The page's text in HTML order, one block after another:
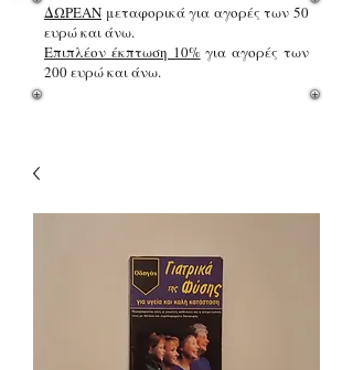
ΔΩΡΕΑΝ μεταφορικά για αγορές των 50
ευρώ και άνω.
Επιπλέον έκπτωση 10%για αγορές των
200 ευρώ και άνω.